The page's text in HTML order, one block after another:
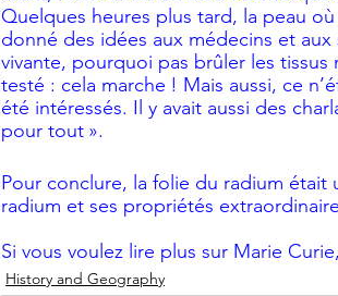
Quelques heures plus tard, la peau
donné des idées aux médecins et
vivante, pourquoi pas brûler les tissus
testé : cela marche ! Mais aussi, ce
été intéressés. Il y avait aussi des
pour tout ».
Pour conclure, la folie du radium
radium et ses propriétés
Si vous voulez lire plus sur Marie
History and Geography